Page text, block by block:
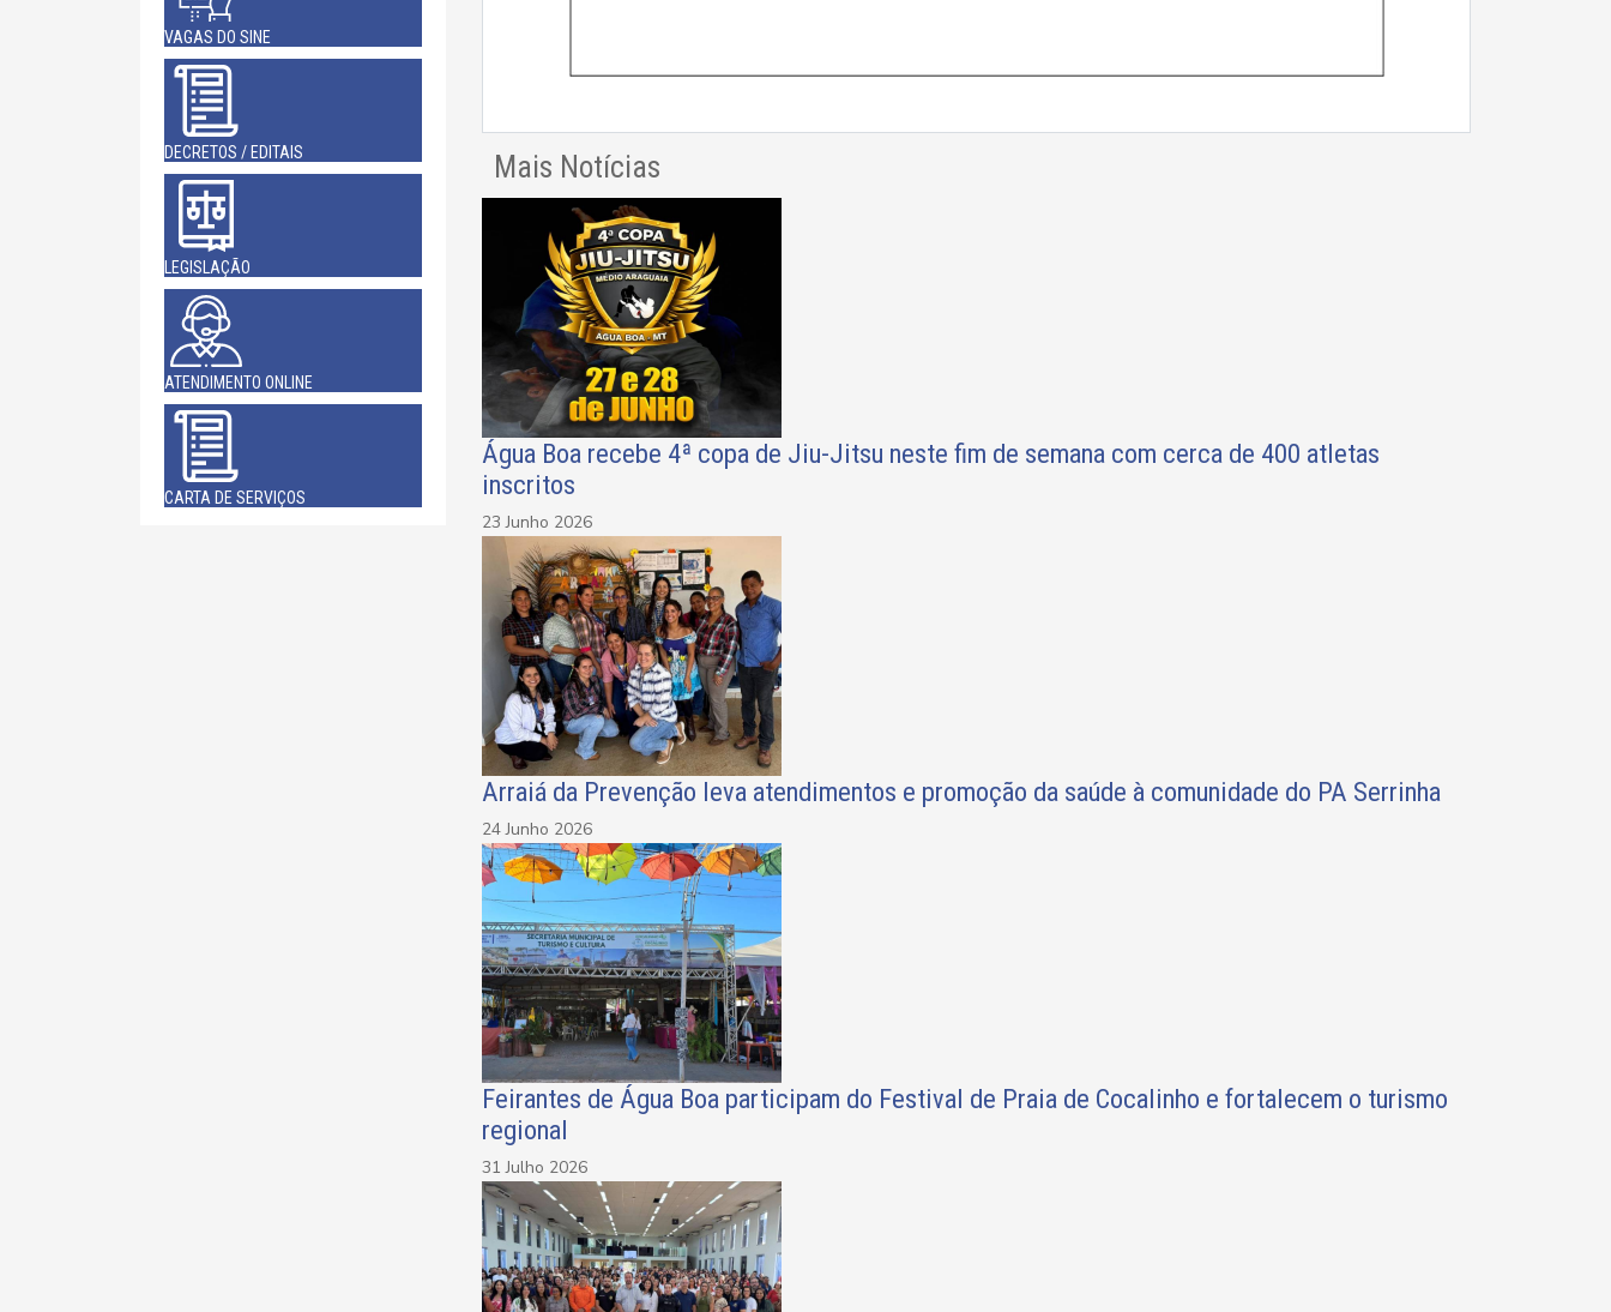
VAGAS DO SINE
DECRETOS / EDITAIS
LEGISLAÇÃO
ATENDIMENTO ONLINE
CARTA DE SERVIÇOS
Mais Notícias
Água Boa recebe 4ª copa de Jiu-Jitsu neste fim de semana com cerca de 400 atletas
inscritos
23 Junho 2026
Arraiá da Prevenção leva atendimentos e promoção da saúde à comunidade do PA Serrinha
24 Junho 2026
Feirantes de Água Boa participam do Festival de Praia de Cocalinho e fortalecem o turismo
regional
31 Julho 2026